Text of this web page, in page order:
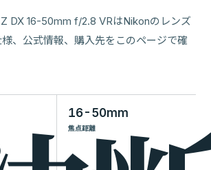
DX 16-50mm f/2.8 VRはNikonのレンズ
、公式情報、購入先をこのページで確
16-50mm
焦点距離